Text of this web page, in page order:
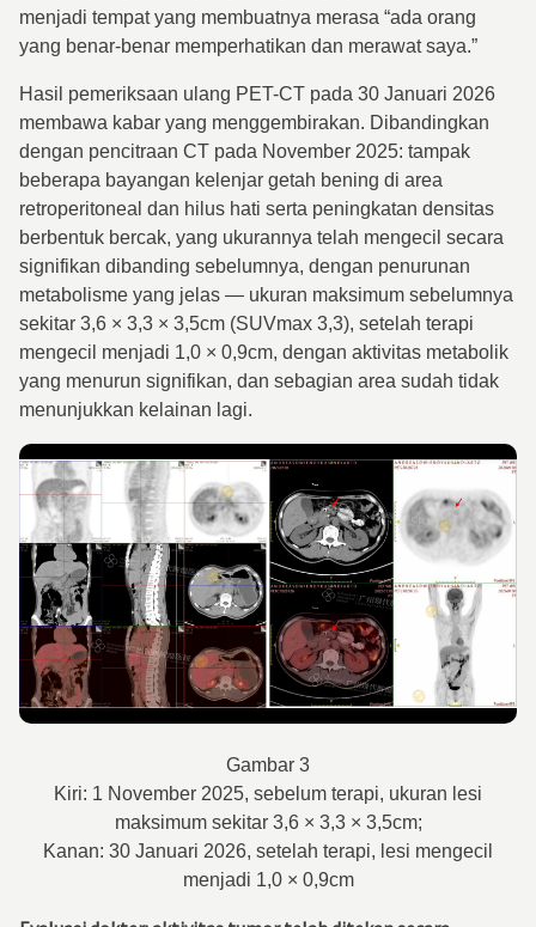
menjadi tempat yang membuatnya merasa “ada orang
yang benar-benar memperhatikan dan merawat saya.”
Hasil pemeriksaan ulang PET-CT pada 30 Januari 2026
membawa kabar yang menggembirakan. Dibandingkan
dengan pencitraan CT pada November 2025: tampak
beberapa bayangan kelenjar getah bening di area
retroperitoneal dan hilus hati serta peningkatan densitas
berbentuk bercak, yang ukurannya telah mengecil secara
signifikan dibanding sebelumnya, dengan penurunan
metabolisme yang jelas — ukuran maksimum sebelumnya
sekitar 3,6 × 3,3 × 3,5cm (SUVmax 3,3), setelah terapi
mengecil menjadi 1,0 × 0,9cm, dengan aktivitas metabolik
yang menurun signifikan, dan sebagian area sudah tidak
menunjukkan kelainan lagi.
Gambar 3
Kiri: 1 November 2025, sebelum terapi, ukuran lesi
maksimum sekitar 3,6 × 3,3 × 3,5cm;
Kanan: 30 Januari 2026, setelah terapi, lesi mengecil
menjadi 1,0 × 0,9cm